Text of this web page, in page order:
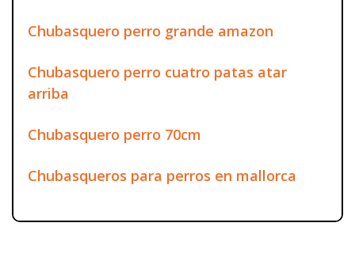
Chubasquero perro grande amazon
Chubasquero perro cuatro patas atar
arriba
Chubasquero perro 70cm
Chubasqueros para perros en mallorca